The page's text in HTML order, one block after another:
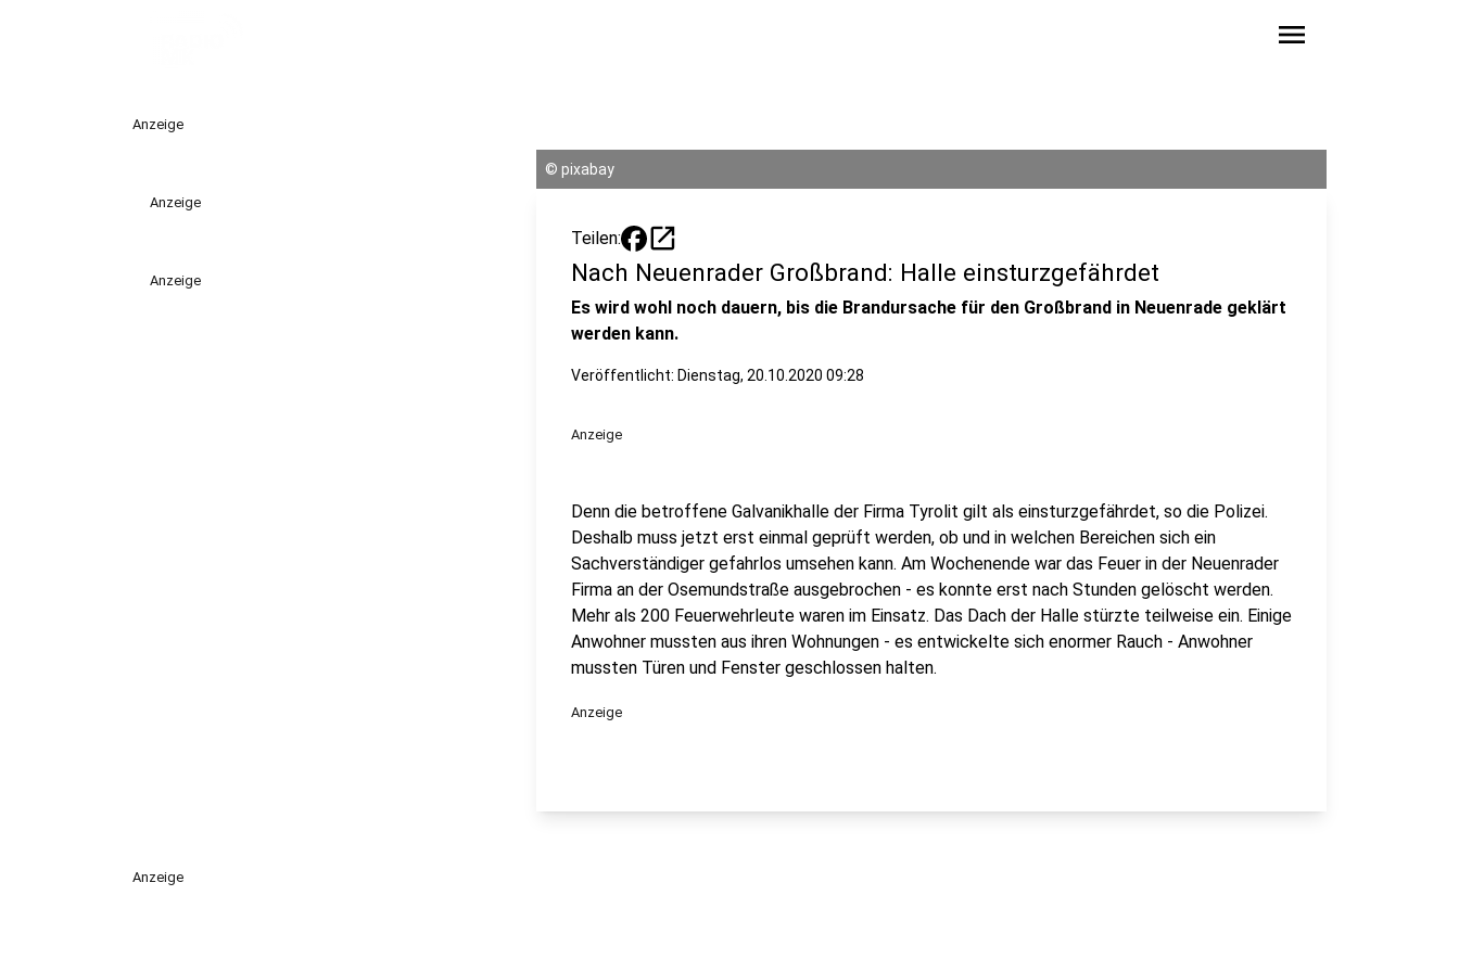
menu
Anzeige
Anzeige
Anzeige
© pixabay
Teilen: open_in_new
Nach Neuenrader Großbrand: Halle einsturzgefährdet
Es wird wohl noch dauern, bis die Brandursache für den Großbrand in Neuenrade geklärt
werden kann.
Veröffentlicht: Dienstag, 20.10.2020 09:28
Anzeige
Denn die betroffene Galvanikhalle der Firma Tyrolit gilt als einsturzgefährdet, so die Polizei.
Deshalb muss jetzt erst einmal geprüft werden, ob und in welchen Bereichen sich ein
Sachverständiger gefahrlos umsehen kann. Am Wochenende war das Feuer in der Neuenrader
Firma an der Osemundstraße ausgebrochen - es konnte erst nach Stunden gelöscht werden.
Mehr als 200 Feuerwehrleute waren im Einsatz. Das Dach der Halle stürzte teilweise ein. Einige
Anwohner mussten aus ihren Wohnungen - es entwickelte sich enormer Rauch - Anwohner
mussten Türen und Fenster geschlossen halten.
Anzeige
Anzeige